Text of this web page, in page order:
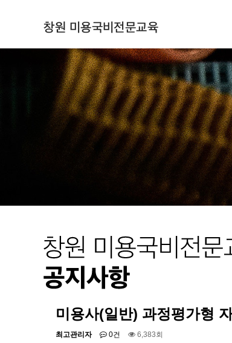
미용사(일반) 과정평가형
최고관리자 0건 6,383회